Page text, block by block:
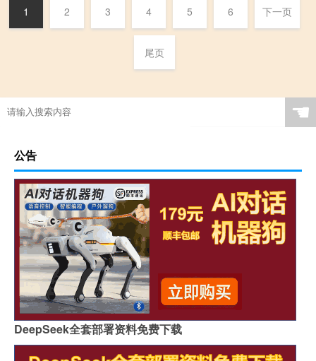
1 2 3 4 5 6 下一页
尾页
☚
公告
DeepSeek全套部署资料免费下载